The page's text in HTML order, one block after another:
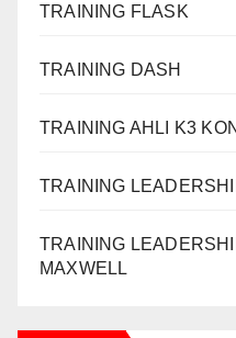
TRAINING FLASK
TRAINING DASH
TRAINING AHLI K3
TRAINING
TRAINING
MAXWELL